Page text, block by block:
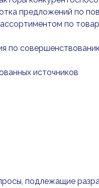
предложений по
ассортиментом по
по
источников
подлежащие